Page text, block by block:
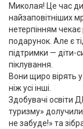
Миколая! Це час
найзаповітніших
нетерпінням
подарунок. Але є
підтримки — діти-
піклування.
Вони щиро вірять
ніж усі інші.
Здобувачі освіти
туризму»
не забуде!» та